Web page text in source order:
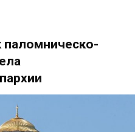
паломническо-